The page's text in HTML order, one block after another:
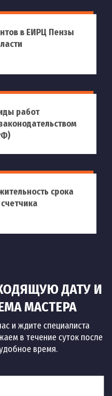
в ЕИРЦ Пензы
работ
срока
ДАТУ И
МАСТЕРА
и ждите специалиста
в течение суток после
время.